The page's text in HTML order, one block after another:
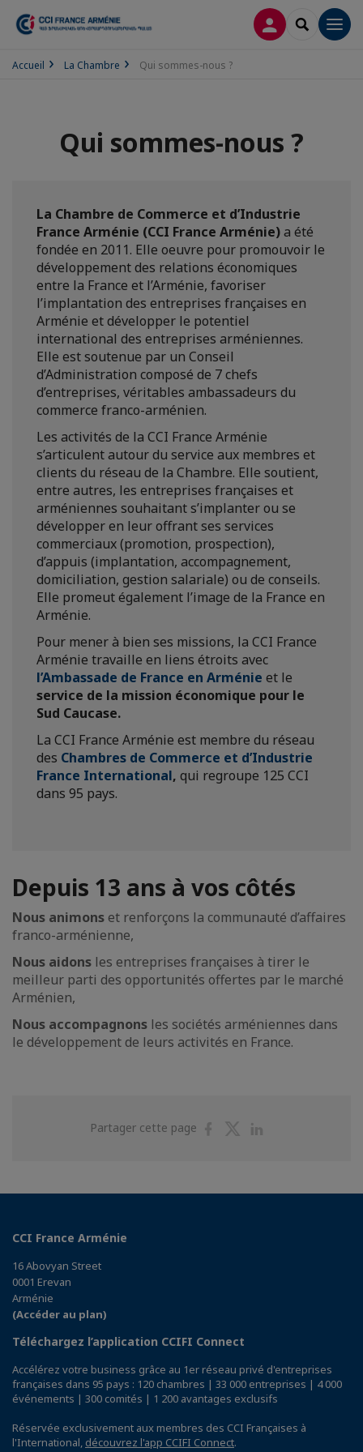
CONNEXION
Accueil La Chambre Qui sommes-nous ?
Qui sommes-nous ?
La Chambre de Commerce et d’Industrie
France Arménie (CCI France Arménie)a été
fondée en 2011. Elle oeuvre pour promouvoir le
développement des relations économiques
entre la France et l’Arménie, favoriser
l’implantation des entreprises françaises en
Arménie et développer le potentiel
international des entreprises arméniennes.
Elle est soutenue par un Conseil
d’Administration composé de 7 chefs
d’entreprises, véritables ambassadeurs du
commerce franco-arménien.
Les activités de la CCI France Arménie
s’articulent autour du service aux membres et
clients du réseau de la Chambre. Elle soutient,
entre autres, les entreprises françaises et
arméniennes souhaitant s’implanter ou se
développer en leur offrant ses services
commerciaux (promotion, prospection),
d’appuis (implantation, accompagnement,
domiciliation, gestion salariale) ou de conseils.
Elle promeut également l’image de la France en
Arménie.
Pour mener à bien ses missions, la CCI France
Arménie travaille en liens étroits avec
l’Ambassade de France en Arménie et le
service de la mission économique pour le
Sud Caucase.
La CCI France Arménie est membre du réseau
des Chambres de Commerce et d’Industrie
France International, qui regroupe 125 CCI
dans 95 pays.
Depuis 13 ans à vos côtés
Nous animons et renforçons la communauté d’affaires
franco-arménienne,
Nous aidons les entreprises françaises à tirer le
meilleur parti des opportunités offertes par le marché
Arménien,
Nous accompagnons les sociétés arméniennes dans
le développement de leurs activités en France.
Partager cette page
PartagerPartager
CCI France Arménie
16 Abovyan Street
0001 Erevan
Arménie
(Accéder au plan)
Téléchargez l’application CCIFI Connect
Accélérez votre business grâce au 1er réseau privé d'entreprises
françaises dans 95 pays : 120 chambres | 33 000 entreprises | 4 000
événements | 300 comités | 1 200 avantages exclusifs
Réservée exclusivement aux membres des CCI Françaises à
l'International, découvrez l'app CCIFI Connect.